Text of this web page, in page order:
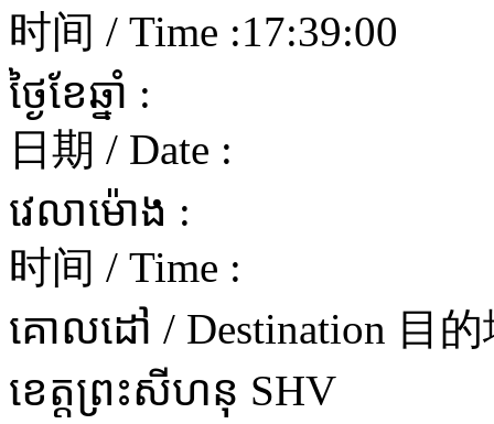
时间 / Time :17:39:00
ថ្ងៃខែឆ្នាំ :
日期 / Date :
វេលាម៉ោង :
时间 / Time :
គោលដៅ / Destination 目的
ខេត្តព្រះសីហនុ SHV